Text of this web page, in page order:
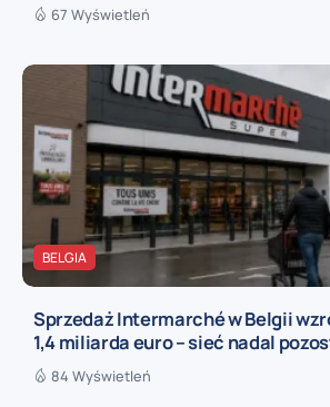
67 Wyświetleń
BELGIA
Sprzedaż Intermarché w Belgii
1,4 miliarda euro – sieć nadal
84 Wyświetleń